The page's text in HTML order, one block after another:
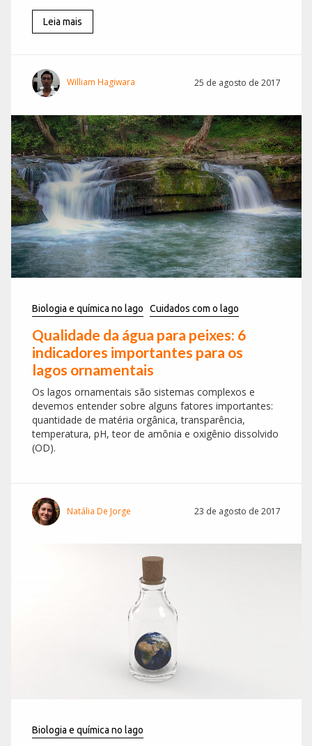
Leia mais
William Hagiwara 25 de agosto de 2017
Biologia e química no lago Cuidados com o lago
Qualidade da água para peixes: 6
indicadores importantes para os
lagos ornamentais
Os lagos ornamentais são sistemas complexos e
devemos entender sobre alguns fatores importantes:
quantidade de matéria orgânica, transparência,
temperatura, pH, teor de amônia e oxigênio dissolvido
(OD).
Natália De Jorge 23 de agosto de 2017
Biologia e química no lago